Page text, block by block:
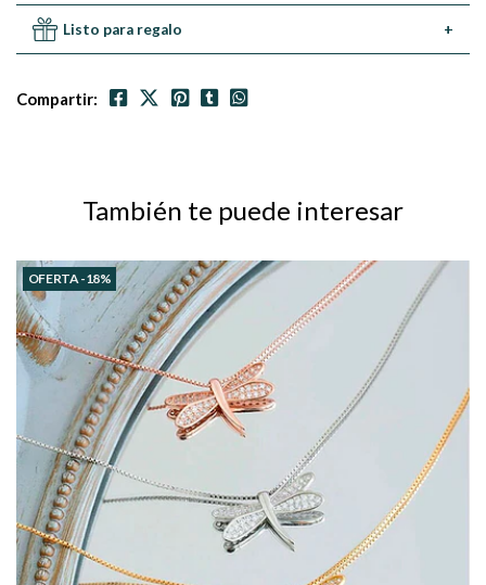
Listo para regalo +
Compartir:
También te puede interesar
OFERTA -18%